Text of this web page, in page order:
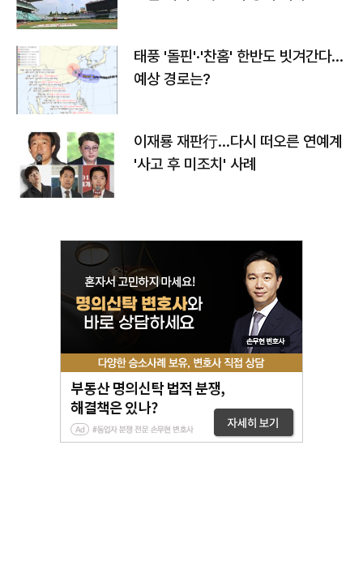
태풍 '돌핀'·'찬홈' 한반도 빗겨간다…
예상 경로는?
이재룡 재판行…다시 떠오른 연예계
'사고 후 미조치' 사례